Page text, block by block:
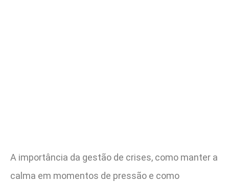
A importância da gestão de crises, como manter a
calma em momentos de pressão e como